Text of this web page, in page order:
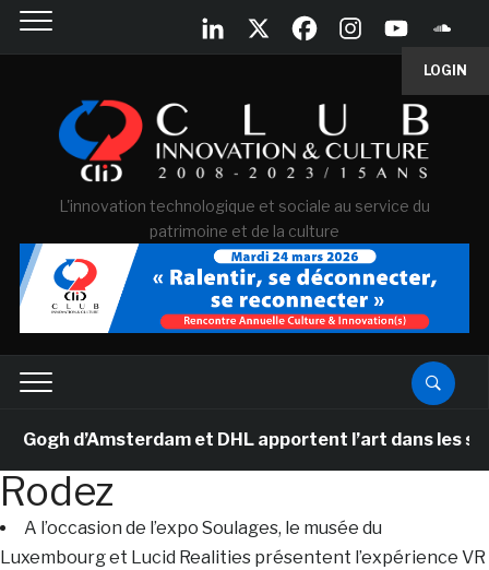
LOGIN
L'innovation technologique et sociale au service du
patrimoine et de la culture
d’Amsterdam et DHL apportent l’art dans les
Rodez
A l’occasion de l’expo Soulages, le musée du
Luxembourg et Lucid Realities présentent l’expérience VR